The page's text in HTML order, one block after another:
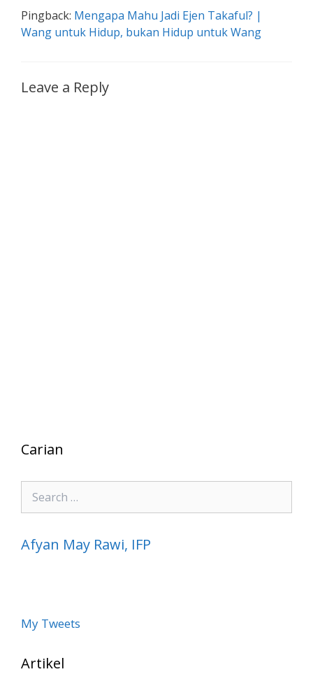
Pingback: Mengapa Mahu Jadi Ejen Takaful? |
Wang untuk Hidup, bukan Hidup untuk Wang
Leave a Reply
Carian
Search
for:
Afyan May Rawi, IFP
My Tweets
Artikel